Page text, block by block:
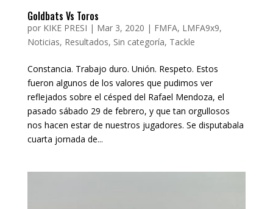
Goldbats Vs Toros
por KIKE PRESI | Mar 3, 2020 | FMFA, LMFA9x9,
Noticias, Resultados, Sin categoría, Tackle
Constancia. Trabajo duro. Unión. Respeto. Estos
fueron algunos de los valores que pudimos ver
reflejados sobre el césped del Rafael Mendoza, el
pasado sábado 29 de febrero, y que tan orgullosos
nos hacen estar de nuestros jugadores. Se disputabala
cuarta jornada de...